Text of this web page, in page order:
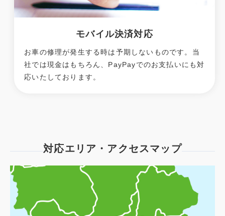
モバイル決済対応
お車の修理が発生する時は予期しないものです。当
社では現金はもちろん、PayPayでのお支払いにも対
応いたしております。
対応エリア・アクセスマップ